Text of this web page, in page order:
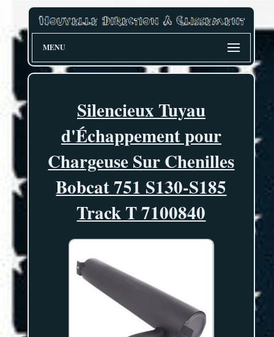
MENU
Silencieux Tuyau
d'Échappement pour
Chargeuse Sur Chenilles
Bobcat 751 S130-S185
Track T 7100840